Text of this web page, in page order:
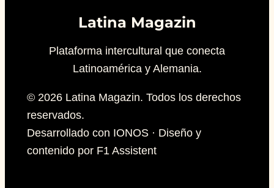
Latina Magazin
Plataforma intercultural que conecta
Latinoamérica y Alemania.
© 2026 Latina Magazin. Todos los derechos
reservados.
Desarrollado con IONOS · Diseño y
contenido por F1 Assistent